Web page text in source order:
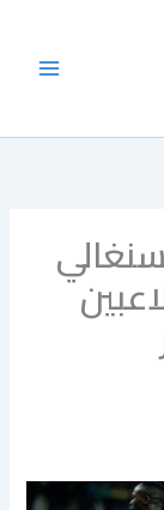
السنغالي